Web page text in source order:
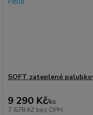
SOFT zateplené
9 290 Kč/ks
7 678 Kč bez DPH